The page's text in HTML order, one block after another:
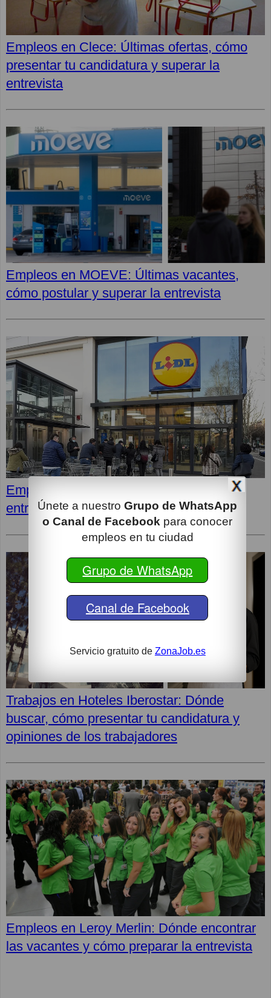
Únete a nuestro Grupo de WhatsApp
o Canal de Facebook para conocer
empleos en tu ciudad
Grupo de WhatsApp
Canal de Facebook
Servicio gratuito de ZonaJob.es
Empleos en Clece: Últimas ofertas, cómo
presentar tu candidatura y superar la
entrevista
Empleos en MOEVE: Últimas vacantes,
cómo postular y superar la entrevista
Empleos en LIDL: Cómo superar la
entrevista y opiniones de los empleados
Trabajos en Hoteles Iberostar: Dónde
buscar, cómo presentar tu candidatura y
opiniones de los trabajadores
Empleos en Leroy Merlin: Dónde encontrar
las vacantes y cómo preparar la entrevista